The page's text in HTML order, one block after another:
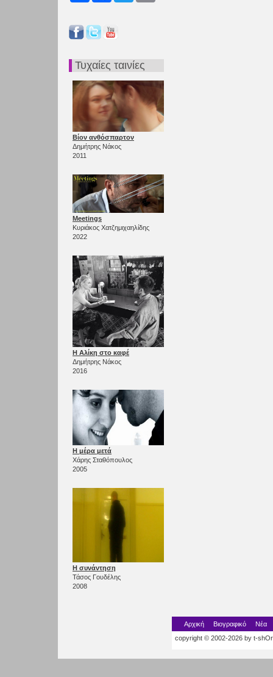
Τυχαίες ταινίες
Βίον ανθόσπαρτον
Δημήτρης Νάκος
2011
Meetings
Κυριάκος Χατζημιχαηλίδης
2022
Η Αλίκη στο καφέ
Δημήτρης Νάκος
2016
Η μέρα μετά
Χάρης Σταθόπουλος
2005
Η συνάντηση
Τάσος Γουδέλης
2008
Αρχική Βιογραφικό
Νέα
copyright © 2002-2026 by t-